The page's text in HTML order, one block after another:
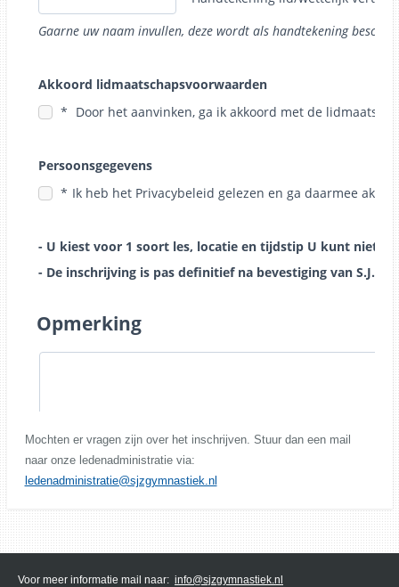
Mochten er vragen zijn over het inschrijven. Stuur dan een mail
naar onze ledenadministratie via:
ledenadministratie@sjzgymnastiek.nl
Voor meer informatie mail naar: info@sjzgymnastiek.nl